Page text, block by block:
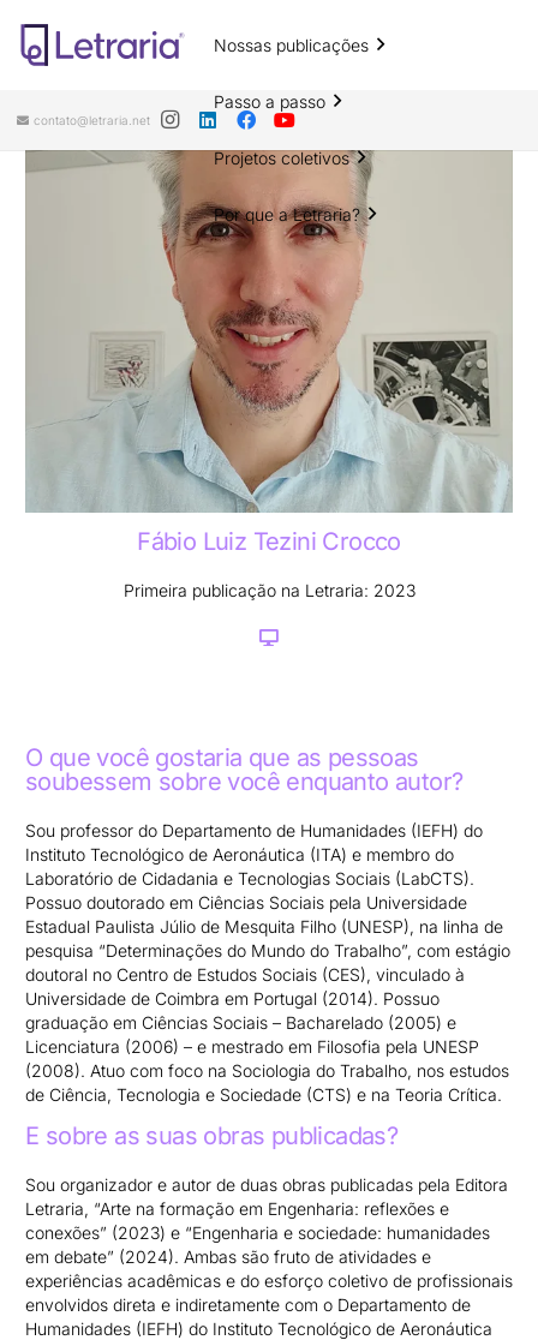
Nossas publicações
Passo a passo
Projetos coletivos
Por que a Letraria?
contato@letraria.net
Fábio Luiz Tezini Crocco
Primeira publicação na Letraria: 2023
O que você gostaria que as pessoas
soubessem sobre você enquanto autor?
Sou professor do Departamento de Humanidades (IEFH) do
Instituto Tecnológico de Aeronáutica (ITA) e membro do
Laboratório de Cidadania e Tecnologias Sociais (LabCTS).
Possuo doutorado em Ciências Sociais pela Universidade
Estadual Paulista Júlio de Mesquita Filho (UNESP), na linha de
pesquisa “Determinações do Mundo do Trabalho”, com estágio
doutoral no Centro de Estudos Sociais (CES), vinculado à
Universidade de Coimbra em Portugal (2014). Possuo
graduação em Ciências Sociais – Bacharelado (2005) e
Licenciatura (2006) – e mestrado em Filosofia pela UNESP
(2008). Atuo com foco na Sociologia do Trabalho, nos estudos
de Ciência, Tecnologia e Sociedade (CTS) e na Teoria Crítica.
E sobre as suas obras publicadas?
Sou organizador e autor de duas obras publicadas pela Editora
Letraria, “Arte na formação em Engenharia: reflexões e
conexões” (2023) e “Engenharia e sociedade: humanidades
em debate” (2024). Ambas são fruto de atividades e
experiências acadêmicas e do esforço coletivo de profissionais
envolvidos direta e indiretamente com o Departamento de
Humanidades (IEFH) do Instituto Tecnológico de Aeronáutica